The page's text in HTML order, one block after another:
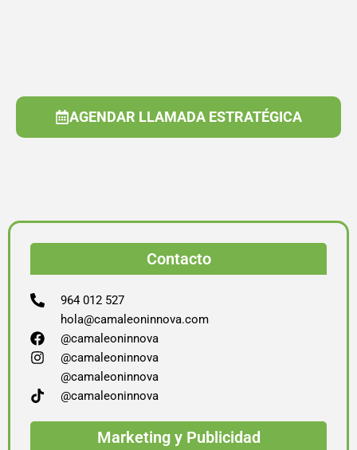
AGENDAR LLAMADA ESTRATÉGICA
Contacto
964 012 527
hola@camaleoninnova.com
@camaleoninnova
@camaleoninnova
@camaleoninnova
@camaleoninnova
Marketing y Publicidad